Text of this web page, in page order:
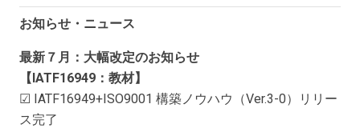
お知らせ・ニュース
最新７月：大幅改定のお知らせ
【IATF16949：教材】
☑ IATF16949+ISO9001 構築ノウハウ（Ver.3-0）リリー
ス完了